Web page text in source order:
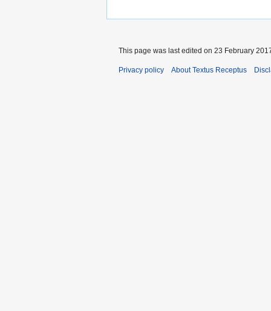
This page was last edited on 23 February
Privacy policy About Textus Receptus